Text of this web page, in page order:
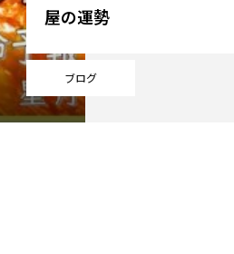
ブログ
屋の運勢